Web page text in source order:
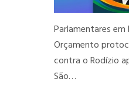
Parlamentares
Orçamento
contra o Rodízio
São…